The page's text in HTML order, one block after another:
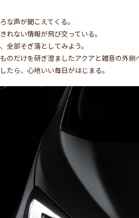
な声が聞こえてくる。
れない情報が飛び交っている。
全部そぎ落としてみよう。
のだけを研ぎ澄ましたアクアと雑音の外側
たら、心地いい毎日がはじまる。